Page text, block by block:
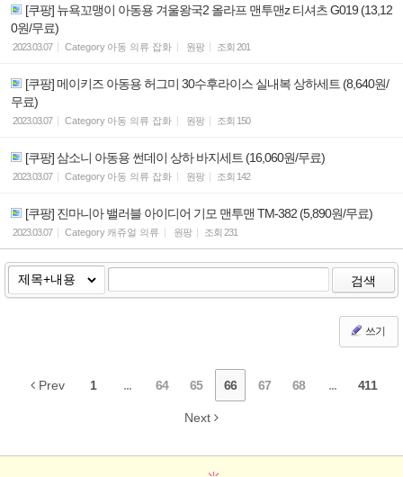
[쿠팡] 뉴욕꼬맹이 아동용 겨울왕국2 올라프 맨투맨z 티셔츠 G019 (13,12
0원/무료)
2023.03.07 Category 아동 의류 잡화 원팡 조회 201
[쿠팡] 메이키즈 아동용 허그미 30수후라이스 실내복 상하세트 (8,640원/
무료)
2023.03.07 Category 아동 의류 잡화 원팡 조회 150
[쿠팡] 삼소니 아동용 썬데이 상하 바지세트 (16,060원/무료)
2023.03.07 Category 아동 의류 잡화 원팡 조회 142
[쿠팡] 진마니아 밸러블 아이디어 기모 맨투맨 TM-382 (5,890원/무료)
2023.03.07 Category 캐쥬얼 의류 원팡 조회 231
검색
쓰기
Prev 1 ... 64 65 66 67 68 ... 411
Next